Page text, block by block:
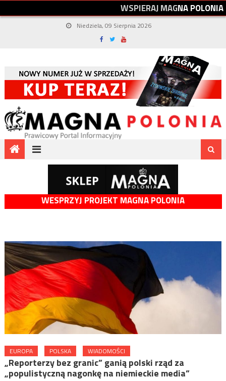
WSPIERAJMAGNAPOLONIA
Niedziela, 09 Sierpnia 2026
WESPRZYJ PROJEKT MAGNA POLONIA
EUROPA POLSKA WIADOMOŚCI
„Reporterzy bez granic” ganią polski rząd za
„populistyczną nagonkę na niemieckie media”